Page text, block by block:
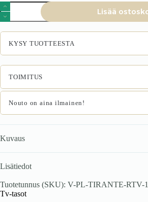
TIRANTE
RTV-
1
RTV
seisontakašmiiri
määrä
Lisää
KYSY TUOTTEESTA
TOIMITUS
Nouto on aina ilmainen!
Kuvaus
Lisätiedot
Tuotetunnus (SKU): V-PL-TIRANTE-RTV-1
Tv-tasot